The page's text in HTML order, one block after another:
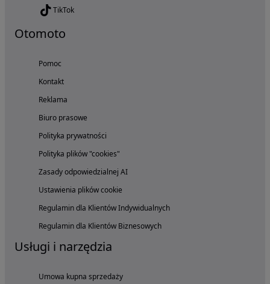
TikTok
Otomoto
Pomoc
Kontakt
Reklama
Biuro prasowe
Polityka prywatności
Polityka plików "cookies"
Zasady odpowiedzialnej AI
Ustawienia plików cookie
Regulamin dla Klientów Indywidualnych
Regulamin dla Klientów Biznesowych
Usługi i narzędzia
Umowa kupna sprzedaży